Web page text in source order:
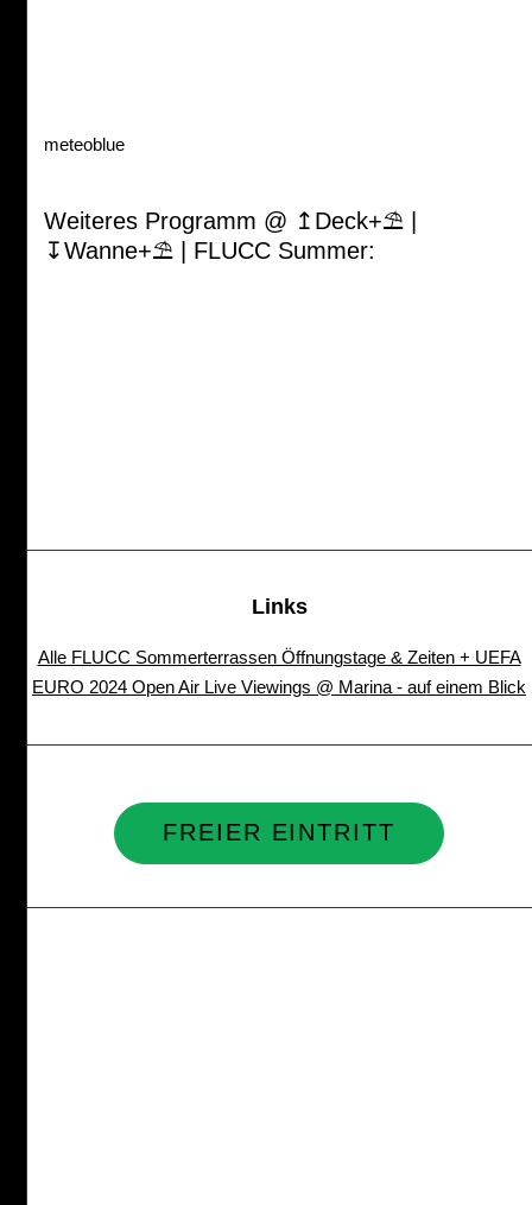
meteoblue
Weiteres Programm @ ↥Deck+⛱ |
↧Wanne+⛱ | FLUCC Summer:
Links
Alle FLUCC Sommerterrassen Öffnungstage & Zeiten + UEFA
EURO 2024 Open Air Live Viewings @ Marina - auf einem Blick
FREIER EINTRITT